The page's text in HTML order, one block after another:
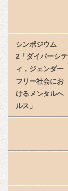
シンポジウム
2「ダイバーシテ
ィ，ジェンダー
フリー社会にお
けるメンタルヘ
ルス」